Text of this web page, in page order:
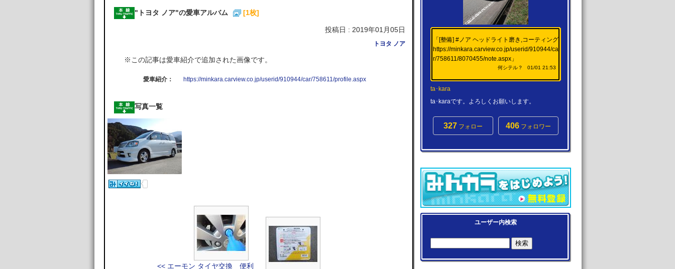
"トヨタ ノア"の愛車アルバム [1枚]
投稿日 : 2019年01月05日
トヨタ ノア
※この記事は愛車紹介で追加された画像です。
愛車紹介： https://minkara.carview.co.jp/userid/910944/car/758611/profile.aspx
写真一覧
<< エーモン タイヤ交換 便利
「[整備] #ノア ヘッドライト磨き,コーティング
https://minkara.carview.co.jp/userid/910944/ca
r/758611/8070455/note.aspx 」
何シテル？ 01/01 21:53
ta･kara
ta･karaです。よろしくお願いします。
327 フォロー 406 フォロワー
ユーザー内検索